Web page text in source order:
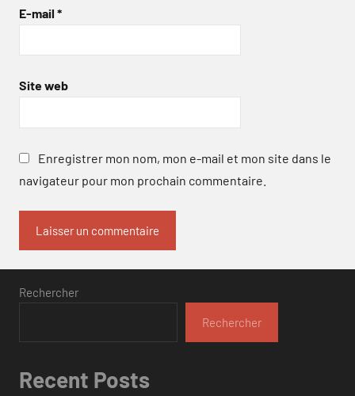
E-mail *
Site web
Enregistrer mon nom, mon e-mail et mon site dans le
navigateur pour mon prochain commentaire.
Rechercher
Rechercher
Recent Posts